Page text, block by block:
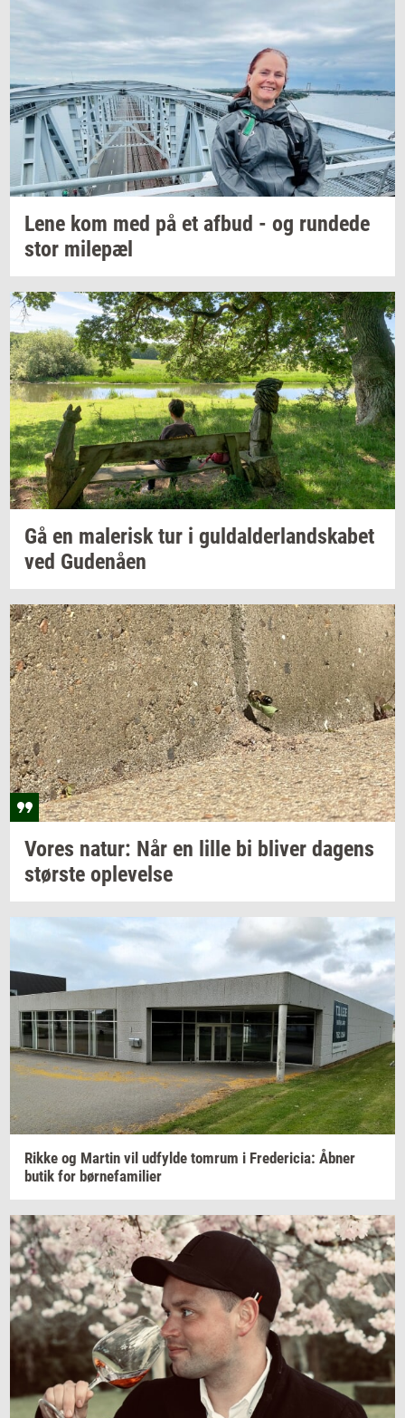
Lene kom med på et afbud - og run­de­de
stor milepæl
Gå en ma­le­risktur i gul­dal­der­land­ska­bet
ved Gu­denå­en
Vores natur: Når en lille bi bli­ver da­gens
stør­ste op­le­vel­se
Rikke og Mar­tin vil ud­fyl­de tom­rum i Fre­de­ri­cia: Åbner
butik for bør­ne­fa­mi­li­er